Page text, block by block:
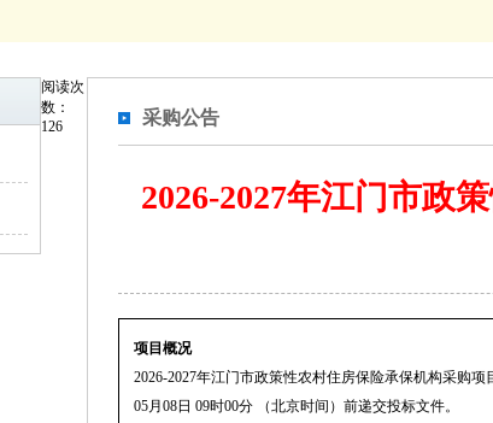
采购公告
2026-2027年江门市政
项目概况
2026-2027年江门市政策性农村住房保险承保机构采购项
05月08日 09时00分
（北京时间）前递交投标文件。
阅读次
数：
126